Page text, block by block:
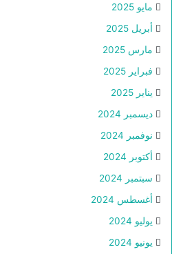
مايو 2025
أبريل 2025
مارس 2025
فبراير 2025
يناير 2025
ديسمبر 2024
نوفمبر 2024
أكتوبر 2024
سبتمبر 2024
أغسطس 2024
يوليو 2024
يونيو 2024